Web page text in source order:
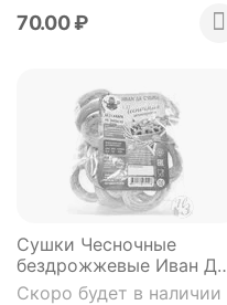
70.00₽
Сушки Чесночные
бездрожжевые Иван Да
150г
Скоро будет в наличии